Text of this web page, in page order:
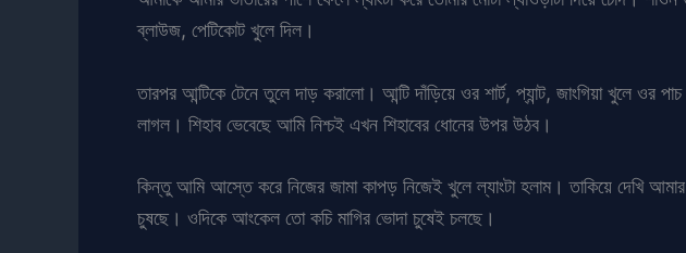
ব্লাউজ, পেটিকোট খুলে দিল।
তারপর আন্টিকে টেনে তুলে দাড় করালো। আন্টি দাঁড়িয়ে ওর শার্ট, প্যান্ট, জাংগিয়া খুলে ওর
লাগল। শিহাব ভেবেছে আমি নিশ্চই এখন শিহাবের ধোনের উপর উঠব।
কিন্তু আমি আস্তে করে নিজের জামা কাপড় নিজেই খুলে ল্যাংটা হলাম। তাকিয়ে দেখি
চুষছে। ওদিকে আংকেল তো কচি মাগির ভোদা চুষেই চলছে।